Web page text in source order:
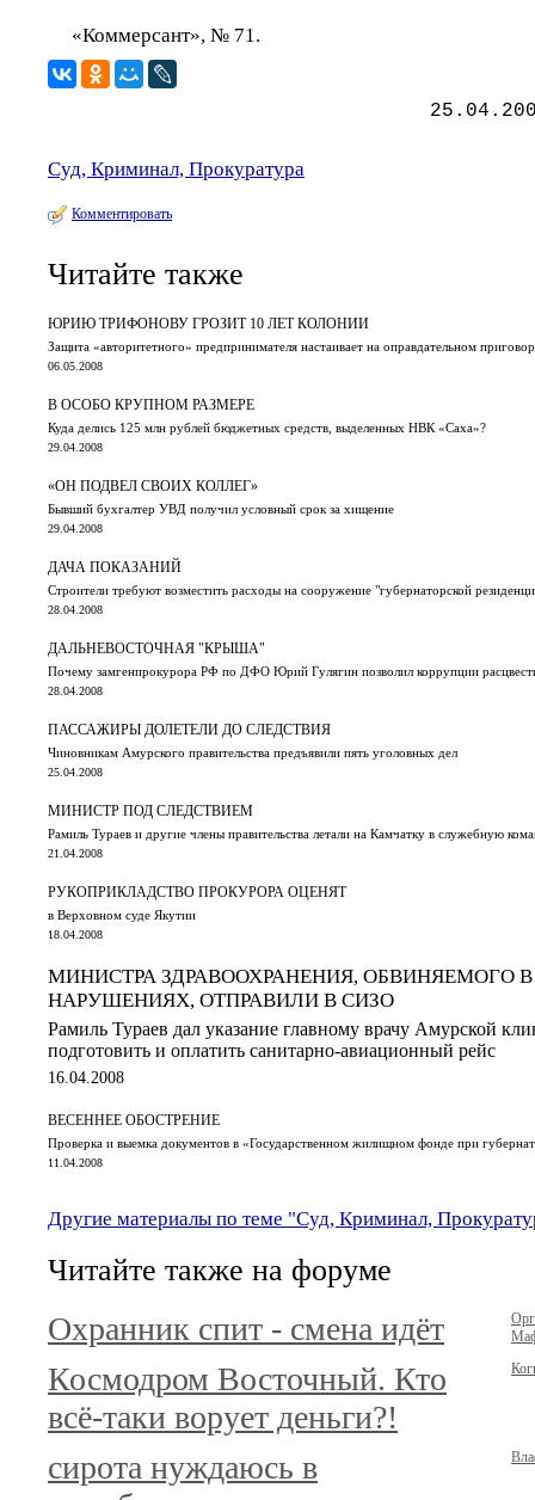
«Коммерсант», № 71.
Суд, Криминал, Прокуратура
Комментировать
Читайте также
ЮРИЮ ТРИФОНОВУ ГРОЗИТ 10 ЛЕТ КОЛОНИИ
Защита «авторитетного» предпринимателя настаивает на оправдательном
06.05.2008
В ОСОБО КРУПНОМ РАЗМЕРЕ
Куда делись 125 млн рублей бюджетных средств, выделенных НВК «Саха»?
29.04.2008
«ОН ПОДВЕЛ СВОИХ КОЛЛЕГ»
Бывший бухгалтер УВД получил условный срок за хищение
29.04.2008
ДАЧА ПОКАЗАНИЙ
Строители требуют возместить расходы на сооружение "губернаторской
28.04.2008
ДАЛЬНЕВОСТОЧНАЯ "КРЫША"
Почему замгенпрокурора РФ по ДФО Юрий Гулягин позволил коррупции
28.04.2008
ПАССАЖИРЫ ДОЛЕТЕЛИ ДО СЛЕДСТВИЯ
Чиновникам Амурского правительства предъявили пять уголовных дел
25.04.2008
МИНИСТР ПОД СЛЕДСТВИЕМ
Рамиль Тураев и другие члены правительства летали на Камчатку в служебную
21.04.2008
РУКОПРИКЛАДСТВО ПРОКУРОРА ОЦЕНЯТ
в Верховном суде Якутии
18.04.2008
МИНИСТРА ЗДРАВООХРАНЕНИЯ, ОБВИНЯЕМОГО
НАРУШЕНИЯХ, ОТПРАВИЛИ В СИЗО
Рамиль Тураев дал указание главному врачу Амурской
подготовить и оплатить санитарно-авиационный рейс
16.04.2008
ВЕСЕННЕЕ ОБОСТРЕНИЕ
Проверка и выемка документов в «Государственном жилищном фонде при
11.04.2008
Другие материалы по теме "Суд, Криминал,
Читайте также на форуме
Охранник спит - смена идёт
Космодром Восточный. Кто
всё-таки ворует деньги?!
сирота нуждаюсь в